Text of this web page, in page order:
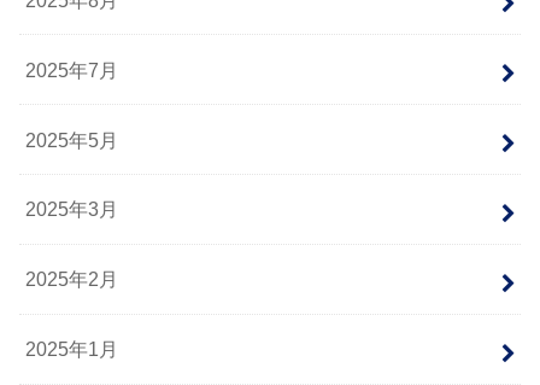
2025年7月
2025年5月
2025年3月
2025年2月
2025年1月